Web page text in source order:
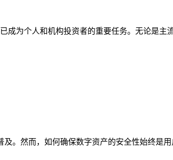
为个人和机构投资者的重要任务。无论是主
。然而，如何确保数字资产的安全性始终是